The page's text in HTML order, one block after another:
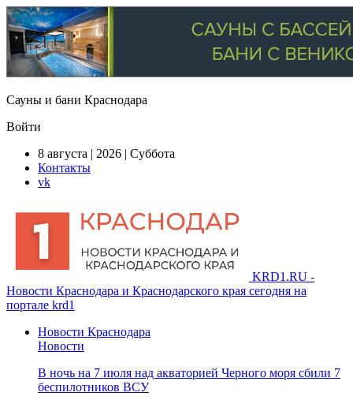
Сауны и бани Краснодара
Войти
8 августа | 2026 | Суббота
Контакты
vk
KRD1.RU -
Новости Краснодара и Краснодарского края сегодня на
портале krd1
Новости Краснодара
Новости
В ночь на 7 июля над акваторией Черного моря сбили 7
беспилотников ВСУ